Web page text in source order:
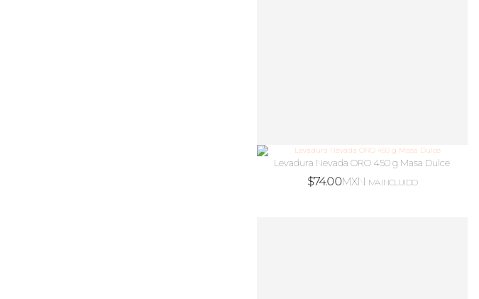
Levadura Nevada ORO 450 g Masa Dulce
$74.00MXN IVA INCLUIDO